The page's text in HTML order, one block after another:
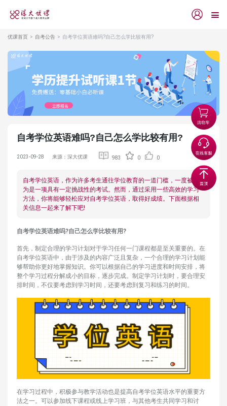
优课首页 自考公告 自考学位英语难吗?自己怎么学比较有用?
自考学位英语难吗?自己怎么学比较有用?
2023-09-28 来源：深大优课 983 0 0
自考学位英语，作为许多考生通往学位教育的一道门槛，一度被认
为是一项具有一定挑战性的考试。然而，通过采用一些高效的学习
方法，你将能够轻松应对自考学位英语，取得好成绩。下面根据相
关信息一起来了解下吧!
自考学位英语难吗?自己怎么学比较有用?
首先，制定合理的学习计划对于学习任何一门课程都是至关重要的。在
自考学位英语中，由于涉及的内容广泛且复杂，一个合理的学习计划能
够帮助你更好地掌握知识。你可以根据自己的学习进度和时间安排，将
整个学习过程分解成小的目标，逐步完成。制定学习计划时，要合理安
排时间，不仅要考虑到学习时间，还要考虑到复习和练习的时间。
在学习过程中，积极参与教学活动也是提高自考学位英语水平的重要方
法之一。可以参加线下课程或线上学习班，与其他考生共同学习和讨